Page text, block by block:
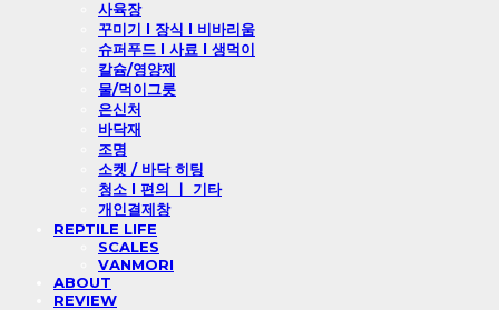
사육장
꾸미기 l 장식 l 비바리움
슈퍼푸드 l 사료 l 생먹이
칼슘/영양제
물/먹이그릇
은신처
바닥재
조명
소켓 / 바닥 히팅
청소 l 편의 ㅣ 기타
개인결제창
REPTILE LIFE
SCALES
VANMORI
ABOUT
REVIEW